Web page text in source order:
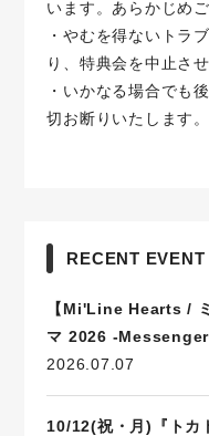
います。あらかじめ
・やむを得ないトラ
り、特典会を中止さ
・いかなる場合でも
切お断りいたします。
RECENT EVENT
【Mi'Line Hearts /
マ 2026 -
2026.07.07
10/12(祝・月)『トカ